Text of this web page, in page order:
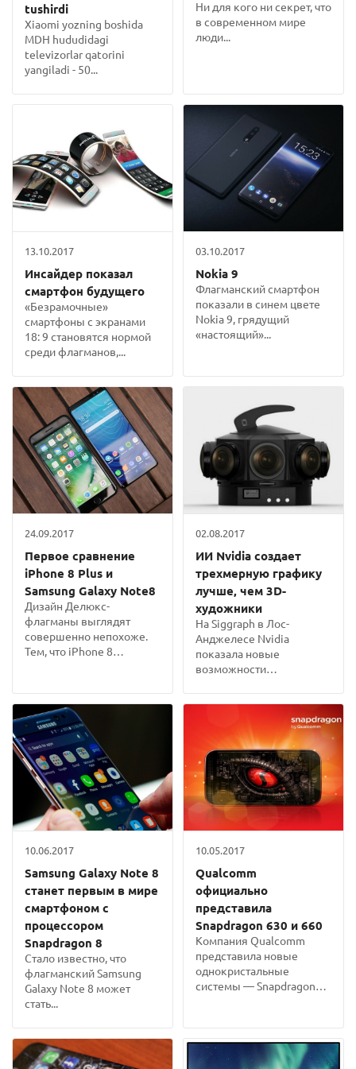
tushirdi
Xiaomi yozning boshida
MDH hududidagi
televizorlar qatorini
yangiladi - 50...
Ни для кого ни секрет, что
в современном мире
люди...
13.10.2017
Инсайдер показал
смартфон будущего
«Безрамочные»
смартфоны с экранами
18: 9 становятся нормой
среди флагманов,...
03.10.2017
Nokia 9
Флагманский смартфон
показали в синем цвете
Nokia 9, грядущий
«настоящий»...
24.09.2017
Первое сравнение
iPhone 8 Plus и
Samsung Galaxy Note8
Дизайн Делюкс-
флагманы выглядят
совершенно непохоже.
Тем, что iPhone 8
02.08.2017
ИИ Nvidia создает
трехмерную графику
лучше, чем 3D-
художники
На Siggraph в Лос-
Анджелесе Nvidia
показала новые
возможности
10.06.2017
Samsung Galaxy Note 8
станет первым в мире
смартфоном с
процессором
Snapdragon 8
Стало известно, что
флагманский Samsung
Galaxy Note 8 может
стать...
10.05.2017
Qualcomm
официально
представила
Snapdragon 630 и 660
Компания Qualcomm
представила новые
однокристальные
системы — Snapdragon